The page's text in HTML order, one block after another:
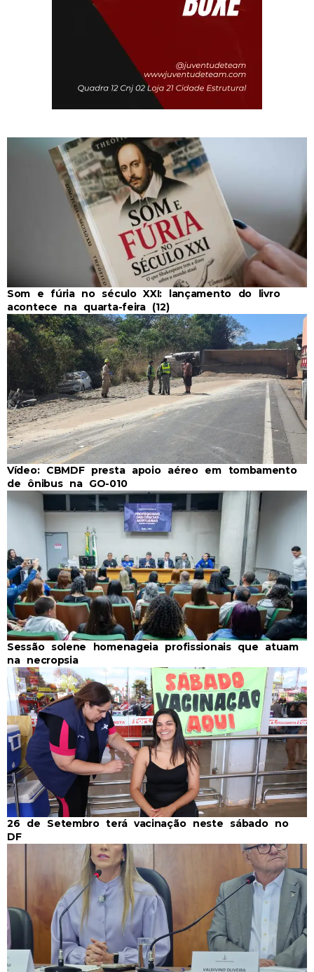
Som e fúria no século XXI: lançamento do livro
acontece na quarta-feira (12)
Vídeo: CBMDF presta apoio aéreo em tombamento
de ônibus na GO-010
Sessão solene homenageia profissionais que atuam
na necropsia
26 de Setembro terá vacinação neste sábado no
DF